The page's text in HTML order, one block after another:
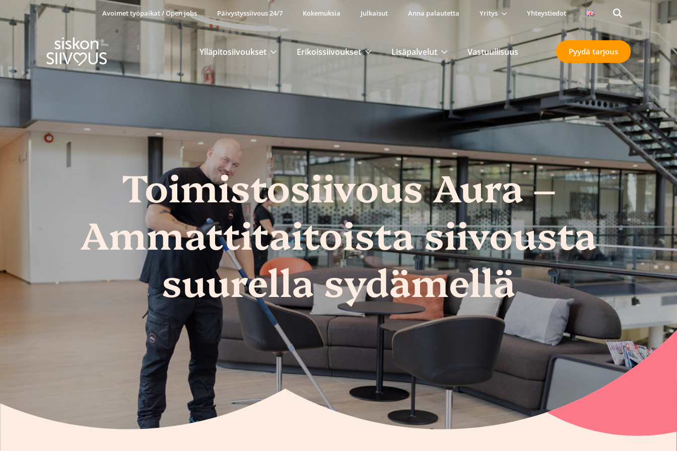
Avoimet työpaikat / Open jobs Päivystyssiivous 24/7 Kokemuksia Julkaisut Anna palautetta Yritys Yhteystiedot
Search
for:
Ylläpitosiivoukset Erikoissiivoukset Lisäpalvelut Vastuullisuus Pyydä tarjous
Toimistosiivous Aura –
Ammattitaitoista siivousta
suurella sydämellä